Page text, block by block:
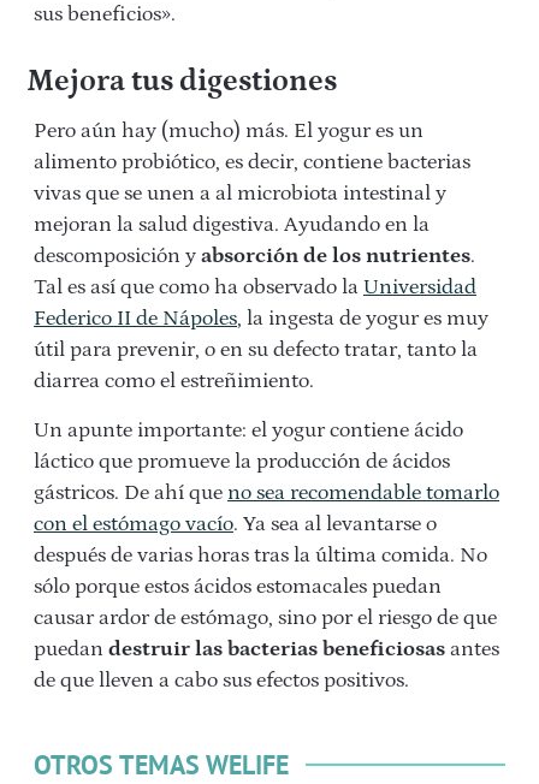
sus beneficios».
Mejora tus digestiones
Pero aún hay (mucho) más. El yogur es un
alimento probiótico, es decir, contiene bacterias
vivas que se unen a al microbiota intestinal y
mejoran la salud digestiva. Ayudando en la
descomposición y absorción de los nutrientes.
Tal es así que como ha observado la Universidad
Federico II de Nápoles, la ingesta de yogur es muy
útil para prevenir, o en su defecto tratar, tanto la
diarrea como el estreñimiento.
Un apunte importante: el yogur contiene ácido
láctico que promueve la producción de ácidos
gástricos. De ahí que no sea recomendable tomarlo
con el estómago vacío. Ya sea al levantarse o
después de varias horas tras la última comida. No
sólo porque estos ácidos estomacales puedan
causar ardor de estómago, sino por el riesgo de que
puedan destruir las bacterias beneficiosas antes
de que lleven a cabo sus efectos positivos.
OTROS TEMAS WELIFE